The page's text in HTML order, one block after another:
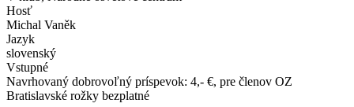
Hosť
Michal Vaněk
Jazyk
slovenský
Vstupné
Navrhovaný dobrovoľný príspevok: 4,- €, pre členov OZ
Bratislavské rožky bezplatné